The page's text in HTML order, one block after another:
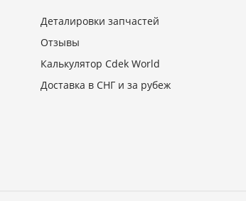
Деталировки запчастей
Отзывы
Калькулятор Cdek World
Доставка в СНГ и за рубеж